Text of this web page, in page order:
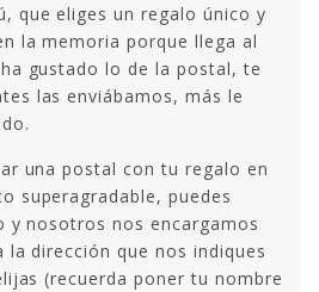
que eliges un regalo único y
la memoria porque llega al
gustado lo de la postal, te
las enviábamos, más le
una postal con tu regalo en
superagradable, puedes
y nosotros nos encargamos
la dirección que nos indiques
(recuerda poner tu nombre